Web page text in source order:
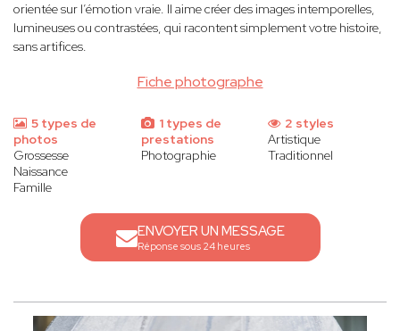
Fiche photographe
orientée sur l’émotion vraie. Il aime créer des images intemporelles,
lumineuses ou contrastées, qui racontent simplement votre histoire,
sans artifices.
5 types de
photos
Grossesse
Naissance
Famille
1 types de
prestations
Photographie
2 styles
Artistique
Traditionnel
ENVOYER UN MESSAGE
Réponse sous 24 heures